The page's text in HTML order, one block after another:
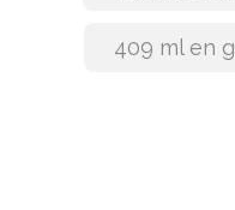
409 ml en g